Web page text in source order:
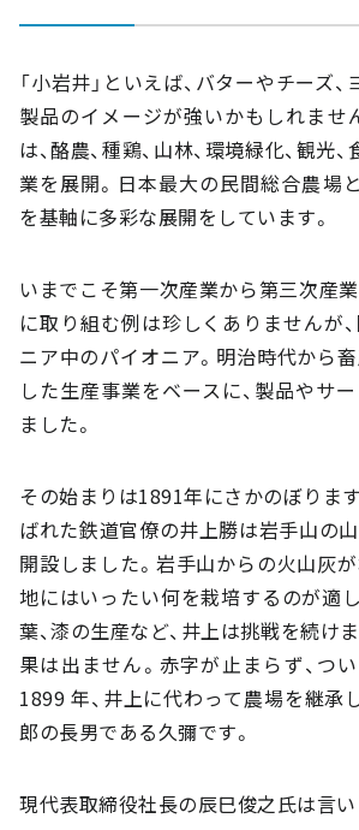
「小岩井」といえば、バターやチーズ
製品のイメージが強いかもしれませ
は、酪農、種鶏、山林、環境緑化、観光
業を展開。日本最大の民間総合農場
を基軸に多彩な展開をしています。
いまでこそ第一次産業から第三次産
に取り組む例は珍しくありませんが
ニア中のパイオニア。明治時代から
した生産事業をベースに、製品やサ
ました。
その始まりは1891年にさかのぼります
ばれた鉄道官僚の井上勝は岩手山の
開設しました。岩手山からの火山灰
地にはいったい何を栽培するのが適
葉、漆の生産など、井上は挑戦を続け
果は出ません。赤字が止まらず、つ
1899 年、井上に代わって農場を継承
郎の長男である久彌です。
現代表取締役社長の辰巳俊之氏は言い